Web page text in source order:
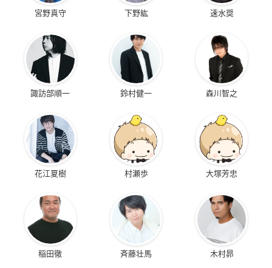
宮野真守 下野紘 速水奨
諏訪部順一 鈴村健一 森川智之
花江夏樹 村瀬歩 大塚芳忠
稲田徹 斉藤壮馬 木村昴